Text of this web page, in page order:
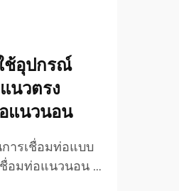
ช้อุปกรณ์
นวตรง
แนวนอน
ารเชื่อมท่อแบบ
อมท่อแนวนอน ผู้